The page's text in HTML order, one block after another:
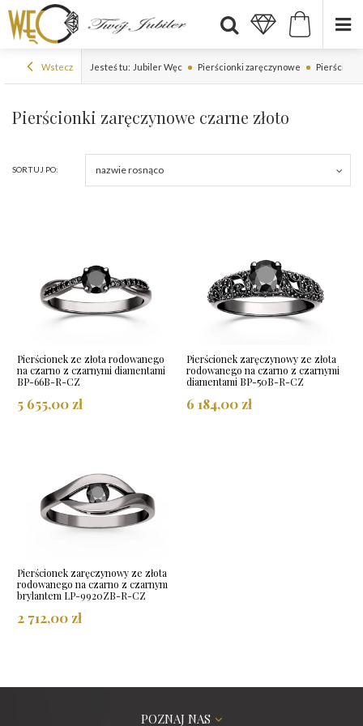
Wstecz Jesteś tu: Jubiler Węc Pierścionki zaręczynowe
Pierścionki zaręczynowe czarne złoto
SORTUJ PO: nazwie rosnąco
Pierścionek ze złota rodowanego
na czarno z czarnymi diamentami
BP-66B-R-CZ
5 655,00 zł
Pierścionek zaręczynowy ze złota
rodowanego na czarno z czarnymi
diamentami BP-50B-R-CZ
6 184,00 zł
Pierścionek zaręczynowy ze złota
rodowanego na czarno z czarnym
brylantem LP-9920ZB-R-CZ
2 712,00 zł
POZNAJ NAS